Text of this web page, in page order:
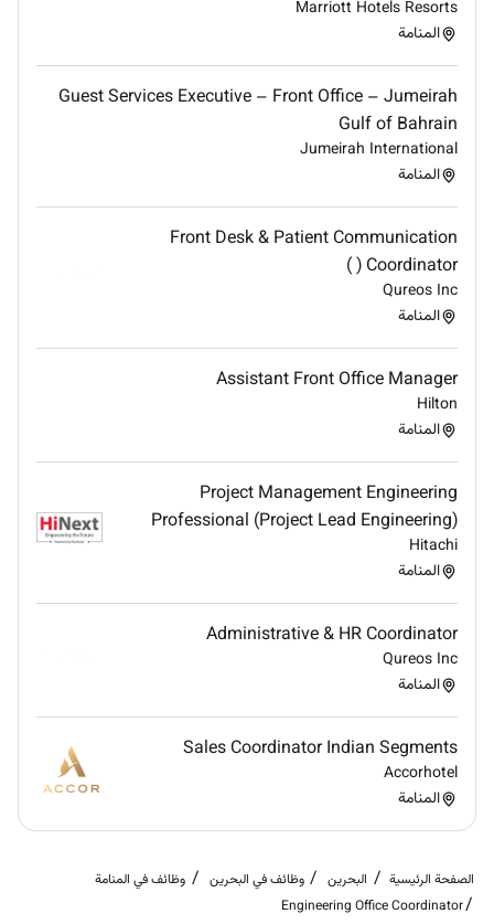
IC
Marriott Hotels Resorts
المنامة
Guest Services Executive – Front Office – Jumeirah
Gulf of Bahrain
Jumeirah International
المنامة
Front Desk & Patient Communication
Coordinator ( )
Qureos Inc
المنامة
Assistant Front Office Manager
Hilton
المنامة
Project Management Engineering
Professional (Project Lead Engineering)
Hitachi
المنامة
Administrative & HR Coordinator
Qureos Inc
المنامة
Sales Coordinator Indian Segments
Accorhotel
المنامة
الصفحة الرئيسية البحرين وظائف في البحرين
وظائف في المنامة
Engineering Office Coordinator